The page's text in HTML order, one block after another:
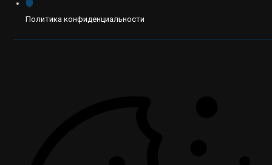
Политика конфиденциальности